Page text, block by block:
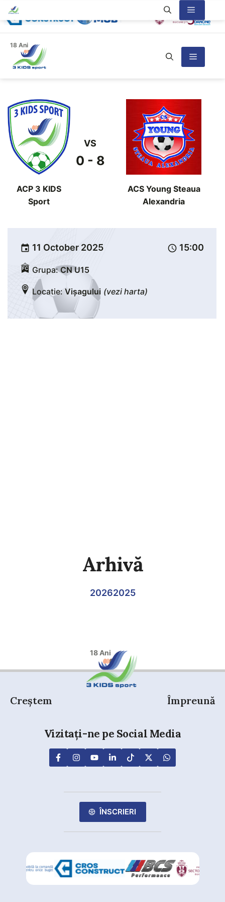
Sari
la
conținut
18 Ani
Meniu
Meniu
ACP 3 KIDS
Sport
VS
0 - 8
ACS Young Steaua
Alexandria
event 11 October 2025 schedule 15:00
Grupa:CN U15
Locatie: Vișagului (vezi harta)
Arhivă
20262025
18 Ani
Creștem Împreună
Vizitați-ne pe Social Media
ÎNSCRIERI